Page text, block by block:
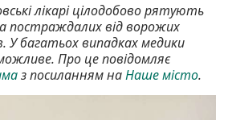
лікарі цілодобово рятують
постраждалих від ворожих
У багатьох випадках медики
Про це повідомляє
з посиланням наНаше місто.